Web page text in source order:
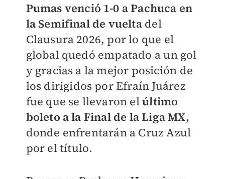
Pumas venció 1-0 a Pachuca en
la Semifinal de vuelta del
Clausura 2026, por lo que el
global quedó empatado a un gol
y gracias a la mejor posición de
los dirigidos por Efraín Juárez
fue que se llevaron elúltimo
boleto a la Final de la Liga MX,
donde enfrentarán a Cruz Azul
por el título.